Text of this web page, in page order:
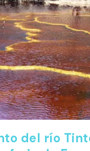
del río